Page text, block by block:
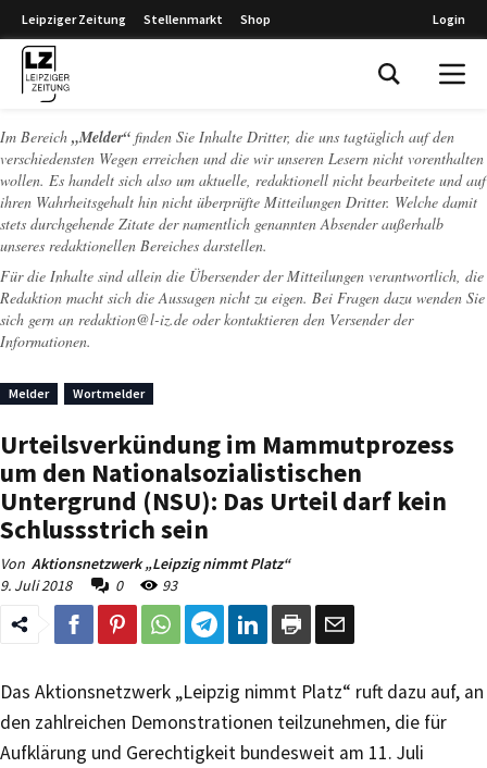
Leipziger Zeitung Stellenmarkt Shop Login
Im Bereich „Melder“ finden Sie Inhalte Dritter, die uns tagtäglich auf den
verschiedensten Wegen erreichen und die wir unseren Lesern nicht vorenthalten
wollen. Es handelt sich also um aktuelle, redaktionell nicht bearbeitete und auf
ihren Wahrheitsgehalt hin nicht überprüfte Mitteilungen Dritter. Welche damit
stets durchgehende Zitate der namentlich genannten Absender außerhalb
unseres redaktionellen Bereiches darstellen.
Für die Inhalte sind allein die Übersender der Mitteilungen verantwortlich, die
Redaktion macht sich die Aussagen nicht zu eigen. Bei Fragen dazu wenden Sie
sich gern an redaktion@l-iz.de oder kontaktieren den Versender der
Informationen.
Melder Wortmelder
Urteilsverkündung im Mammutprozess
um den Nationalsozialistischen
Untergrund (NSU): Das Urteil darf kein
Schlussstrich sein
Von Aktionsnetzwerk „Leipzig nimmt Platz“
9. Juli 2018
0 93
Das Aktionsnetzwerk „Leipzig nimmt Platz“ ruft dazu auf, an
den zahlreichen Demonstrationen teilzunehmen, die für
Aufklärung und Gerechtigkeit bundesweit am 11. Juli